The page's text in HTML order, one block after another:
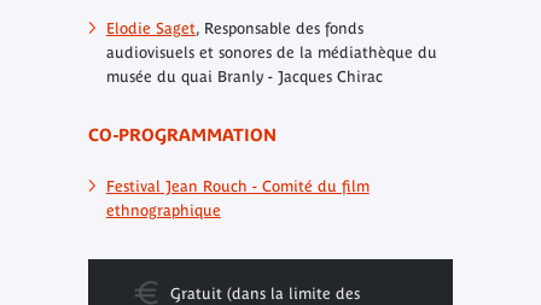
Elodie Saget, Responsable des fonds
audiovisuels et sonores de la médiathèque du
musée du quai Branly - Jacques Chirac
CO-PROGRAMMATION
Festival Jean Rouch - Comité du film
ethnographique
Gratuit (dans la limite des